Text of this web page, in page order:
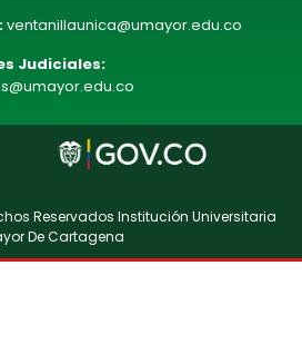
ventanillaunica@umayor.edu.co
Judiciales:
Reservados Institución Universitaria
De Cartagena